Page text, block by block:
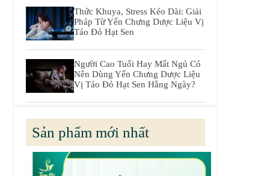
Thức Khuya, Stress Kéo Dài: Giải
Pháp Từ Yến Chưng Dược Liệu Vị
Táo Đỏ Hạt Sen
Người Cao Tuổi Hay Mất Ngủ Có
Nên Dùng Yến Chưng Dược Liệu
Vị Táo Đỏ Hạt Sen Hằng Ngày?
Sản phẩm mới nhất